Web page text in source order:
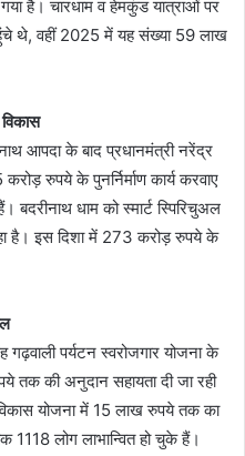
है। चारधाम व हेमकुंड यात्राओं पर
थे, वहीं 2025 में यह संख्या 59 लाख
आपदा के बाद प्रधानमंत्री नरेंद्र
रुपये के पुनर्निर्माण कार्य करवाए
बदरीनाथ धाम को स्मार्ट स्पिरिचुअल
है। इस दिशा में 273 करोड़ रुपये के
गढ़वाली पर्यटन स्वरोजगार योजना के
तक की अनुदान सहायता दी जा रही
योजना में 15 लाख रुपये तक का
लोग लाभान्वित हो चुके हैं।